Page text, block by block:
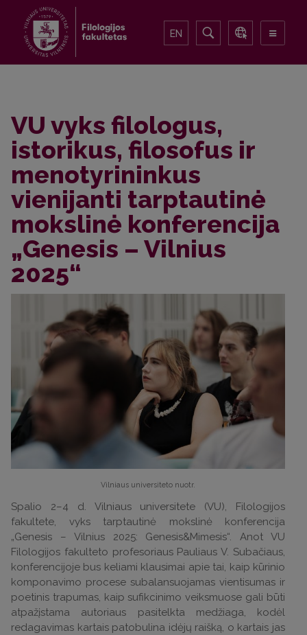
EN
VU vyks filologus,
istorikus, filosofus ir
menotyrininkus
vienijanti tarptautinė
mokslinė konferencija
„Genesis – Vilnius
2025“
Vilniaus universiteto nuotr.
Spalio 2–4 d. Vilniaus universitete (VU), Filologijos
fakultete, vyks tarptautinė mokslinė konferencija
„Genesis – Vilnius 2025: Genesis&Mimesis“. Anot VU
Filologijos fakulteto profesoriaus Pauliaus V. Subačiaus,
konferencijoje bus keliami klausimai apie tai, kaip kūrinio
komponavimo procese subalansuojamas vientisumas ir
poetinis trapumas, kaip sufikcinimo veiksmuose gali būti
atpažįstama autoriaus pasitelkta medžiaga, kodėl
redagavimas kartais patobulina idėjų raišką, o kartais jas